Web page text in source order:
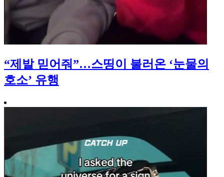
“제발 믿어줘”…스띵이 불러온 ‘눈물의
호소’ 유행